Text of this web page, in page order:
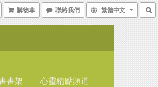
購物車 聯絡我們 繁體中文
書架
心靈精點頻道